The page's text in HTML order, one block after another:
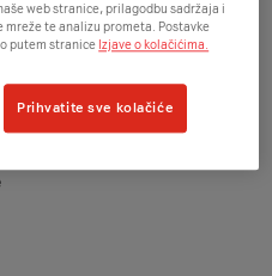
web stranice, prilagodbu sadržaja i
mreže te analizu prometa. Postavke
putem stranice Izjave o kolačićima.
Prihvatite sve kolačiće